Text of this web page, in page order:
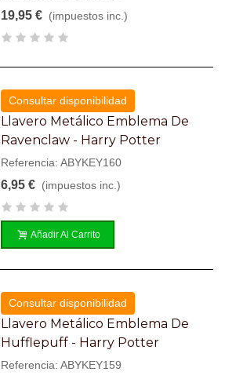
19,95 € (impuestos inc.)
Consultar disponibilidad
Llavero Metálico Emblema De
Ravenclaw - Harry Potter
Referencia: ABYKEY160
6,95 € (impuestos inc.)
Añadir Al Carrito
Consultar disponibilidad
Llavero Metálico Emblema De
Hufflepuff - Harry Potter
Referencia: ABYKEY159